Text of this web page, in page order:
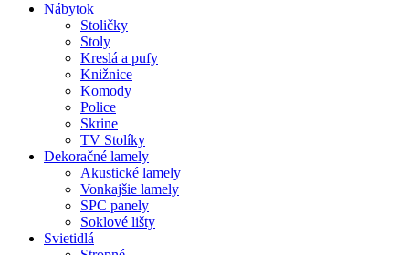
Nábytok
Stoličky
Stoly
Kreslá a pufy
Knižnice
Komody
Police
Skrine
TV Stolíky
Dekoračné lamely
Akustické lamely
Vonkajšie lamely
SPC panely
Soklové lišty
Svietidlá